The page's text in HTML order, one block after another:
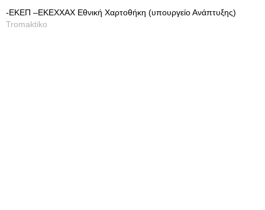
-ΕΚΕΠ –ΕΚΕΧΧΑΧ Εθνική Χαρτοθήκη (υπουργείο Ανάπτυξης)
Tromaktiko